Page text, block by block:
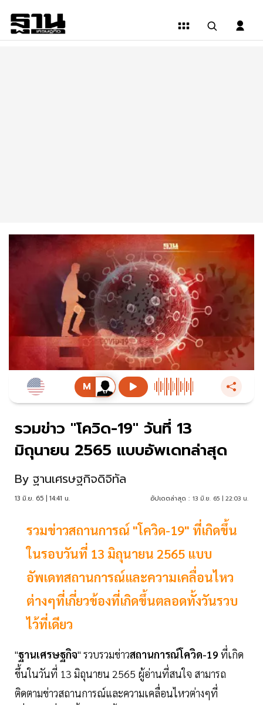
รวมข่าว "โควิด-19" วันที่ 13
มิถุนายน 2565 แบบอัพเดทล่าสุด
By ฐานเศรษฐกิจดิจิทัล
13 มิ.ย. 65 | 14:41 น. อัปเดตล่าสุด : 13 มิ.ย. 65 | 22:03 น.
รวมข่าวสถานการณ์ "โควิด-19" ที่เกิดขึ้น
ในรอบวันที่ 13 มิถุนายน 2565 แบบ
อัพเดทสถานการณ์และความเคลื่อนไหว
ต่างๆที่เกี่ยวข้องที่เกิดขึ้นตลอดทั้งวันรวบ
ไว้ที่เดียว
"ฐานเศรษฐกิจ" รวบรวมข่าวสถานการณ์โควิด-19 ที่เกิด
ขึ้นในวันที่ 13 มิถุนายน 2565 ผู้อ่านที่สนใจ สามารถ
ติดตามข่าวสถานการณ์และความเคลื่อนไหวต่างๆที่